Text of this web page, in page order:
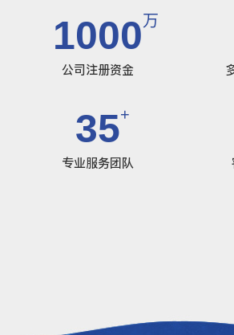
1000万
公司注册资金
35+
专业服务团队